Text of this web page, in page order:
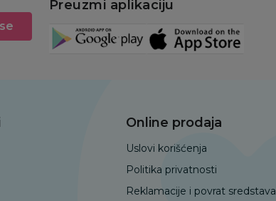
Preuzmi aplikaciju
Online prodaja
Uslovi korišćenja
Politika privatnosti
Reklamacije i povrat sredstava